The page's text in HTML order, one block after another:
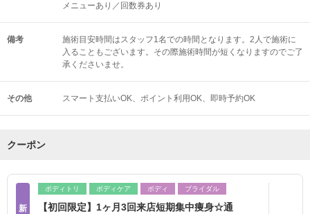
メニューあり／回数券あり
備考
施術目安時間はスタッフ1名での時間となります。2人で施術に
入ることもございます。その際施術時間が短くなりますのでご了
承くださいませ。
その他 スマート支払いOK ポイント利用OK 即時予約OK
クーポン
新
ボディトリ ボディケア ボディ ブライダル
【初回限定】1ヶ月3回来店短期集中痩身☆通